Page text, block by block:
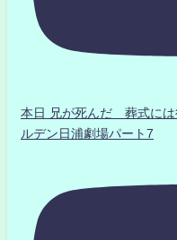
本日 兄が死んだ 葬式に
ルデン日浦劇場パート7